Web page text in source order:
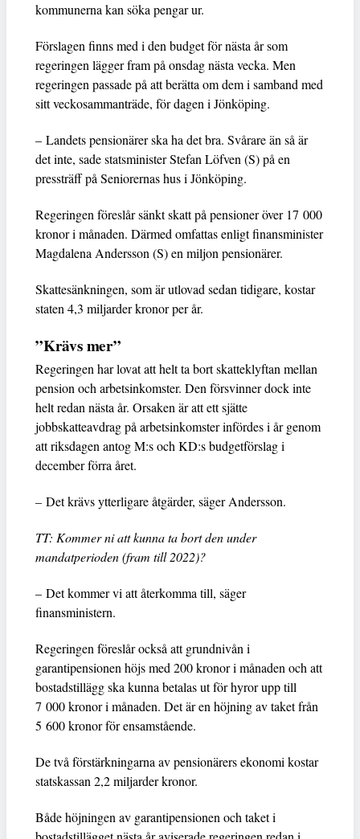
kommunerna kan söka pengar ur.
Förslagen finns med i den budget för nästa år som
regeringen lägger fram på onsdag nästa vecka. Men
regeringen passade på att berätta om dem i samband med
sitt veckosammanträde, för dagen i Jönköping.
– Landets pensionärer ska ha det bra. Svårare än så är
det inte, sade statsminister Stefan Löfven (S) på en
pressträff på Seniorernas hus i Jönköping.
Regeringen föreslår sänkt skatt på pensioner över 17 000
kronor i månaden. Därmed omfattas enligt finansminister
Magdalena Andersson (S) en miljon pensionärer.
Skattesänkningen, som är utlovad sedan tidigare, kostar
staten 4,3 miljarder kronor per år.
”Krävs mer”
Regeringen har lovat att helt ta bort skatteklyftan mellan
pension och arbetsinkomster. Den försvinner dock inte
helt redan nästa år. Orsaken är att ett sjätte
jobbskatteavdrag på arbetsinkomster infördes i år genom
att riksdagen antog M:s och KD:s budgetförslag i
december förra året.
– Det krävs ytterligare åtgärder, säger Andersson.
TT: Kommer ni att kunna ta bort den under
mandatperioden (fram till 2022)?
– Det kommer vi att återkomma till, säger
finansministern.
Regeringen föreslår också att grundnivån i
garantipensionen höjs med 200 kronor i månaden och att
bostadstillägg ska kunna betalas ut för hyror upp till
7 000 kronor i månaden. Det är en höjning av taket från
5 600 kronor för ensamstående.
De två förstärkningarna av pensionärers ekonomi kostar
statskassan 2,2 miljarder kronor.
Både höjningen av garantipensionen och taket i